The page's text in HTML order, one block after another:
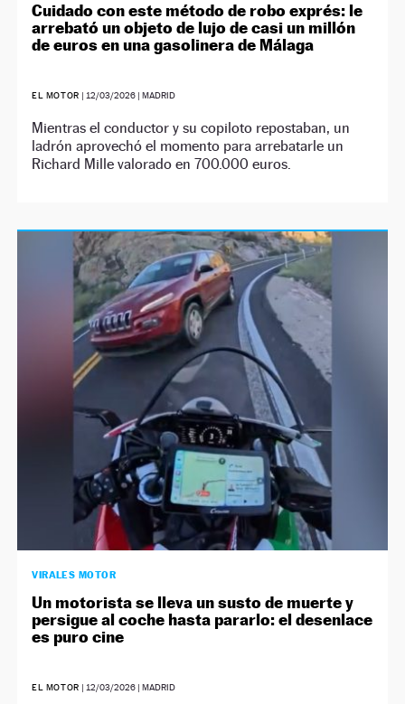
Cuidado con este método de robo exprés: le
arrebató un objeto de lujo de casi un millón
de euros en una gasolinera de Málaga
EL MOTOR |12/03/2026 | MADRID
Mientras el conductor y su copiloto repostaban, un
ladrón aprovechó el momento para arrebatarle un
Richard Mille valorado en 700.000 euros.
VIRALES MOTOR
Un motorista se lleva un susto de muerte y
persigue al coche hasta pararlo: el desenlace
es puro cine
EL MOTOR | 12/03/2026 | MADRID